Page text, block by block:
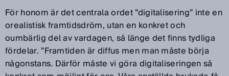
För honom är det centrala ordet ”digitalisering” inte en
orealistisk framtidsdröm, utan en konkret och
oumbärlig del av vardagen, så länge det finns tydliga
fördelar. ”Framtiden är diffus men man måste börja
någonstans. Därför måste vi göra digitaliseringen så